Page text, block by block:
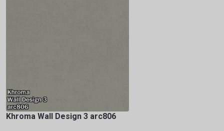
Khroma Wall Design 3 arc806